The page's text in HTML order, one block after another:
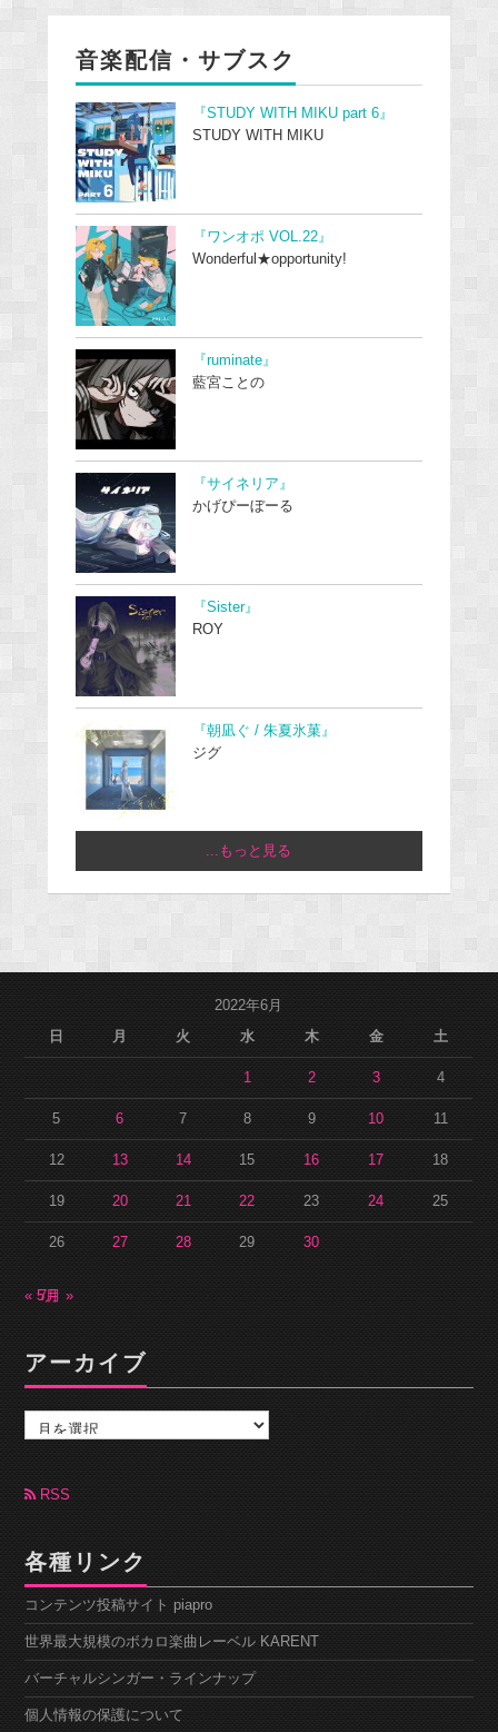
音楽配信・サブスク
『STUDY WITH MIKU part 6』
STUDY WITH MIKU
『ワンオポ VOL.22』
Wonderful★opportunity!
『ruminate』
藍宮ことの
『サイネリア』
かげぴーぼーる
『Sister』
ROY
『朝凪ぐ / 朱夏氷菓』
ジグ
...もっと見る
2022年6月
日
月 火 水 木 金 土
1 2 3 4
5 6 7 8 9 10 11
12 13 14 15 16 17 18
19 20 21 22 23 24 25
26 27 28 29 30
« 5月7月 »
アーカイブ
カ
ブRSS
各種リンク
コンテンツ投稿サイト piapro
世界最大規模のボカロ楽曲レーベル KARENT
バーチャルシンガー・ラインナップ
個人情報の保護について